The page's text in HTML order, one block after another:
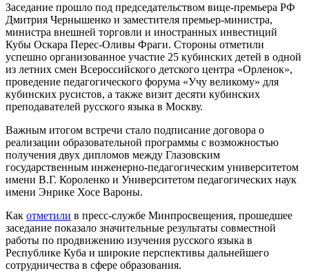
Заседание прошло под председательством вице-премьера РФ
Дмитрия Чернышенко и заместителя премьер-министра,
министра внешней торговли и иностранных инвестиций
Кубы Оскара Перес-Оливы Фраги. Стороны отметили
успешно организованное участие 25 кубинских детей в одной
из летних смен Всероссийского детского центра «Орленок»,
проведение педагогического форума «Учу великому» для
кубинских русистов, а также визит десяти кубинских
преподавателей русского языка в Москву.
Важным итогом встречи стало подписание договора о
реализации образовательной программы с возможностью
получения двух дипломов между Глазовским
государственным инженерно-педагогическим университетом
имени В.Г. Короленко и Университетом педагогических наук
имени Энрике Хосе Вароны.
Как отметили в пресс-службе Минпросвещения, прошедшее
заседание показало значительные результаты совместной
работы по продвижению изучения русского языка в
Республике Куба и широкие перспективы дальнейшего
сотрудничества в сфере образования.